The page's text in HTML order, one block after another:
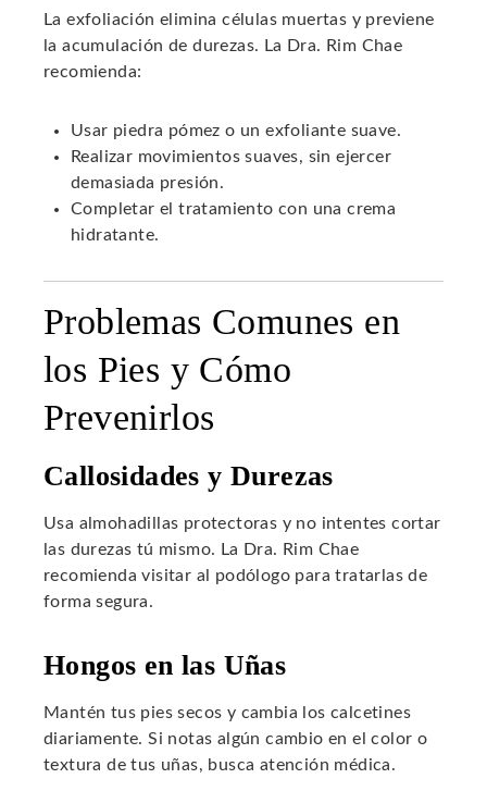
La exfoliación elimina células muertas y previene
la acumulación de durezas. La Dra. Rim Chae
recomienda:
Usar piedra pómez o un exfoliante suave.
Realizar movimientos suaves, sin ejercer
demasiada presión.
Completar el tratamiento con una crema
hidratante.
Problemas Comunes en
los Pies y Cómo
Prevenirlos
Callosidades y Durezas
Usa almohadillas protectoras y no intentes cortar
las durezas tú mismo. La Dra. Rim Chae
recomienda visitar al podólogo para tratarlas de
forma segura.
Hongos en las Uñas
Mantén tus pies secos y cambia los calcetines
diariamente. Si notas algún cambio en el color o
textura de tus uñas, busca atención médica.